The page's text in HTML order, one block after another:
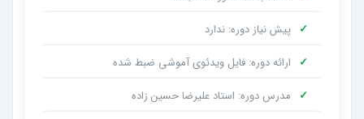
پیش نیاز دوره: ندارد
ارائه دوره: فایل ویدئوی آموشی ضبط شده
مدرس دوره: استاد علیرضا حسین زاده